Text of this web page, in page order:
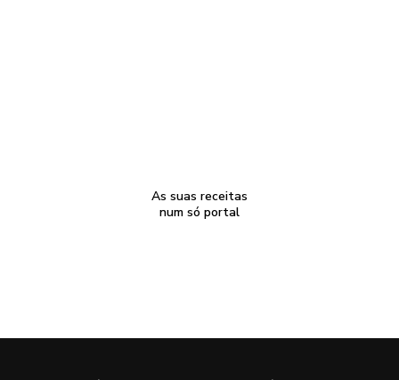
As suas receitas
num só portal